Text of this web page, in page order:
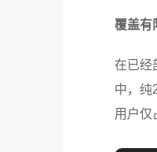
覆盖有
在已经
中，纯
用户仅